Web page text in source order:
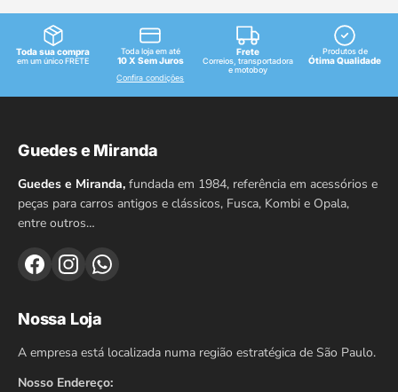
Toda sua compra
em um único FRETE
Toda loja em até
10 X Sem Juros
Confira condições
Frete
Correios, transportadora
e motoboy
Produtos de
Ótima Qualidade
Guedes e Miranda
Guedes e Miranda, fundada em 1984, referência em acessórios e
peças para carros antigos e clássicos, Fusca, Kombi e Opala,
entre outros…
Nossa Loja
A empresa está localizada numa região estratégica de São Paulo.
Nosso Endereço: